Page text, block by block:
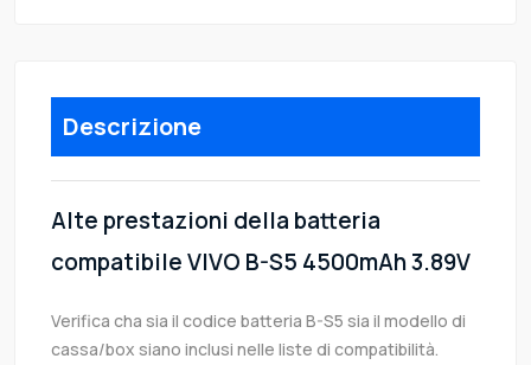
Descrizione
Alte prestazioni della batteria
compatibile VIVO B-S5 4500mAh 3.89V
Verifica cha sia il codice batteria B-S5 sia il modello di
cassa/box siano inclusi nelle liste di compatibilità.